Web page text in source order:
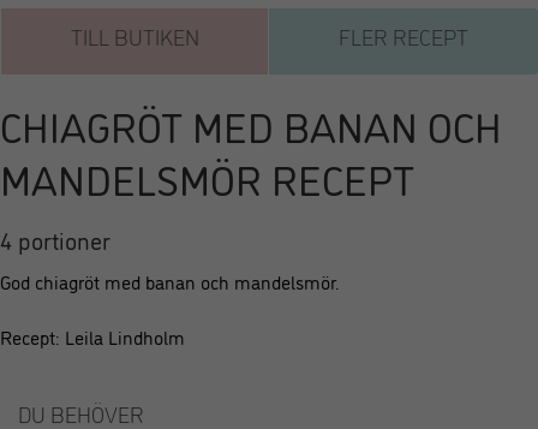
TILL BUTIKEN FLER RECEPT
CHIAGRÖT MED BANAN OCH
MANDELSMÖR RECEPT
4 portioner
God chiagröt med banan och mandelsmör.
Recept: Leila Lindholm
DU BEHÖVER